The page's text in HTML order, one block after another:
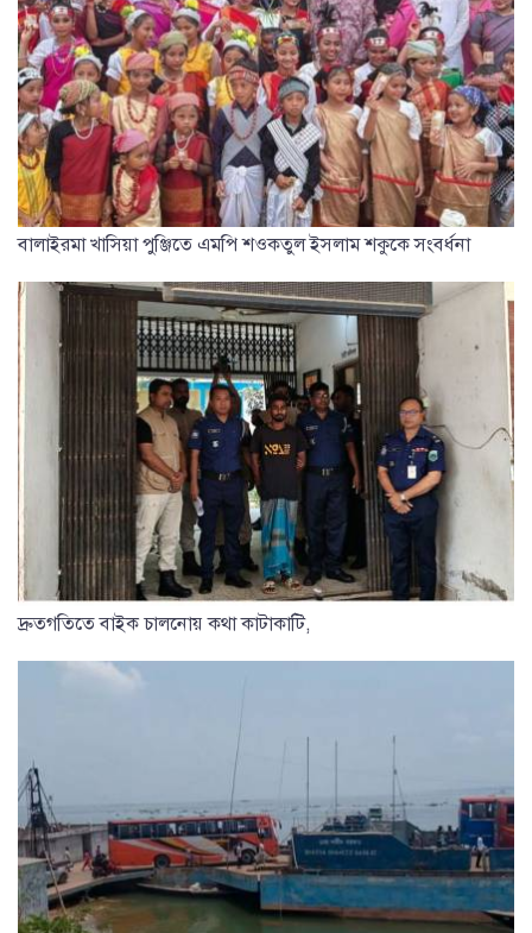
বালাইরমা খাসিয়া পুঞ্জিতে এমপি শওকতুল ইসলাম শকুকে সংবর্ধনা
দ্রুতগতিতে বাইক চালনোয় কথা কাটাকাটি,